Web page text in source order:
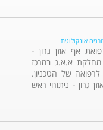
אונקולוגית
אף אוזן גרון -
מחלקת א.א.ג במרכז
של הטכניון.
גרון - ניתוחי ראש